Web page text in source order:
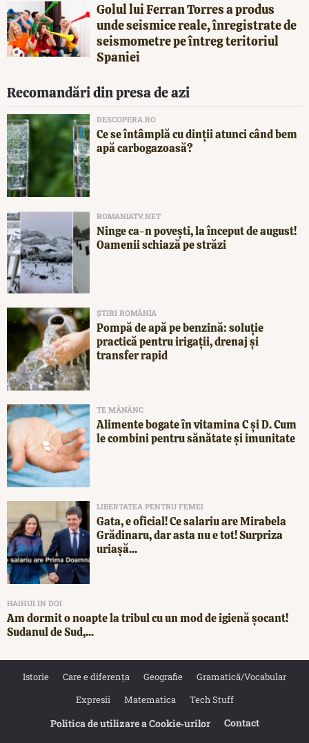
Golul lui Ferran Torres a produs
unde seismice reale, înregistrate de
seismometre pe întreg teritoriul
Spaniei
Recomandări din presa de azi
DESCOPERA.RO
Ce se întâmplă cu dinții atunci când bem
apă carbogazoasă?
ROMANIATV.NET
Ninge ca-n povești, la început de august!
Oamenii schiază pe străzi
ȘTIRI ROMÂNIA
Pompă de apă pe benzină: soluție
practică pentru irigații, drenaj și
transfer rapid
TE MĂNÂNC
Alimente bogate în vitamina C și D. Cum
le combini pentru sănătate și imunitate
LIBERTATEA PENTRU FEMEI
Gata, e oficial! Ce salariu are Mirabela
Grădinaru, dar asta nu e tot! Surpriza
uriașă...
HAIHUI IN DOI
Am dormit o noapte la tribul cu un mod de igienă șocant!
Sudanul de Sud,...
Istorie Care e diferența Geografie
Gramatică/Vocabular
Expresii
Matematica Tech Stuff
Politica de utilizare a Cookie‐urilor Contact